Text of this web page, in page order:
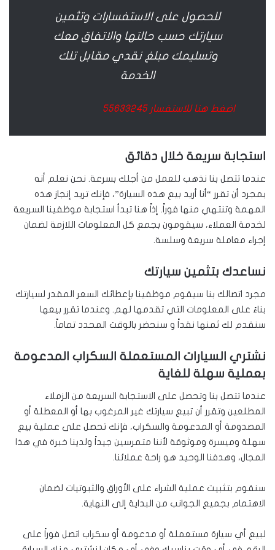
للحصول على الاستفسارات وتثمين
سيارتك حسب حالتها والاتفاق معك
وتسليمك مبلغ نقدي مقابل تلك
الخدمة
اضغط هنا للاستفسار55633245
استجابة سريعة خلال دقائق
عندما تتصل بنا نذهب للعمل من أجلك بسرعة. نحن نعلم أنه
بمجرد أن تقرر “أنا أريد بيع هذه السيارة”، فإنك تريد إنجاز هذه
المهمة وتنتهي منها فوراً. إذاً هنا تبدأ استجابة موظفينا السريعة
لخدمة العملاء، سيقومون بجمع كل المعلومات اللازمة لضمان
إجراء معاملة سريعة وسلسة.
نساعدك بتثمين سيارتك
مجرد اتصالك بنا سيقوم موظفينا بإعطائك السعر المقدر لسيارتك
بناءً على المعلومات التي تقدمها لهم. وعندما تقرر بيعها
سنقدم لك ثمنها نقداً و سنحضر بالوقت المحدد تماماً.
نشتري السيارات المستعملة السكراب المدعومة
بعملية سهلة للغاية
عندما تتصل بنا وتحصل على الاستجابة السريعة من الزملاء
المطلعين وتقرر أن تبيع سيارتك غير المرغوب بها أو المعطلة أو
المصدومة أو المدعومة والسكراب، فإنك تحصل على عملية بيع
سهلة وميسرة وموثوقة لأننا متمرسين جيداً ولدينا خبرة في هذا
المجال، وهدفنا الوحيد هو راحة عملائنا.
سنقوم بتثبيت عملية الشراء على الأوراق والثبوتيات لضمان
الاهتمام بجميع الجوانب من البداية إلى النهاية.
لبيع أي سيارة مستعملة أو مدعومة أو سكراب اتصل فوراً على